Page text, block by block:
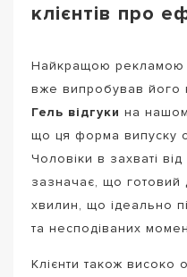
клієнтів про
Найкращою рекламою
вже випробував його
Гель відгуки на
що ця форма випуску
Чоловіки в захваті
зазначає, що
хвилин, що ідеально
та несподіваних
Клієнти також високо